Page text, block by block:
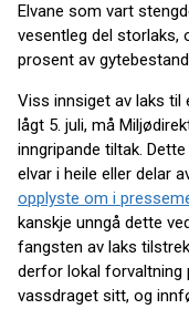
Elvane som vart
vesentleg del storlaks,
prosent av
Viss innsiget av laks til
lågt 5. juli, må
inngripande tiltak.
elvar i heile eller delar
opplyste om i
kanskje unngå dette
fangsten av laks
derfor lokal forvaltning
vassdraget sitt, og